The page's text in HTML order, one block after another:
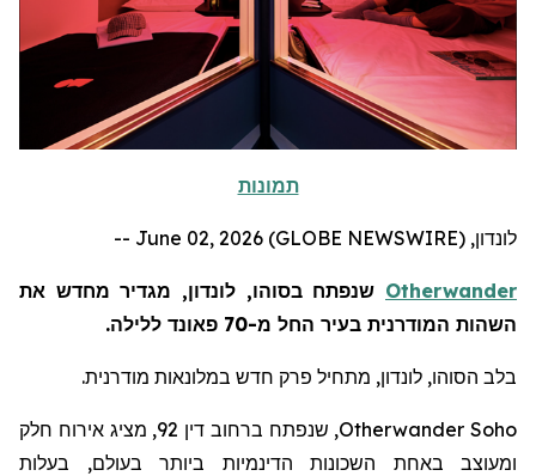
תמונות
לונדון, June 02, 2026 (GLOBE NEWSWIRE) --
Otherwander שנפתח בסוהו, לונדון, מגדיר מחדש את
השהות המודרנית בעיר החל מ-70 פאונד ללילה.
בלב הסוהו, לונדון, מתחיל פרק חדש במלונאות מודרנית.
Otherwander Soho
, שנפתח ברחוב דין 92, מציג אירוח חלק
ומעוצב באחת השכונות הדינמיות ביותר בעולם, בעלות